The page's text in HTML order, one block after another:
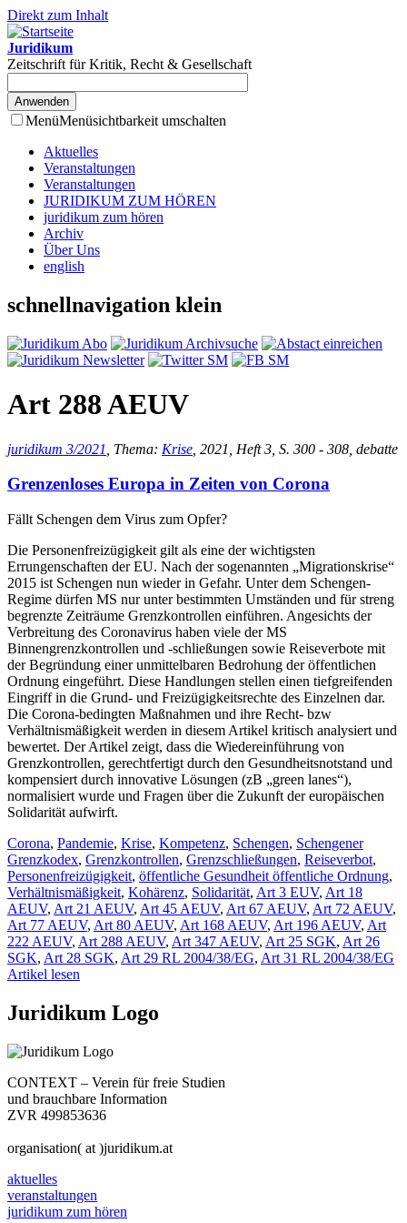
Direkt zum Inhalt
Juridikum
Zeitschrift für Kritik, Recht & Gesellschaft
MenüMenüsichtbarkeit umschalten
Aktuelles
Veranstaltungen
Veranstaltungen
JURIDIKUM ZUM HÖREN
juridikum zum hören
Archiv
Über Uns
english
schnellnavigation klein
Art 288 AEUV
juridikum 3/2021 , Thema: Krise , 2021, Heft 3, S. 300 - 308, debatte
Grenzenloses Europa in Zeiten von Corona
Fällt Schengen dem Virus zum Opfer?
Die Personenfreizügigkeit gilt als eine der wichtigsten
Errungenschaften der EU. Nach der sogenannten „Migrationskrise“
2015 ist Schengen nun wieder in Gefahr. Unter dem Schengen-
Regime dürfen MS nur unter bestimmten Umständen und für streng
begrenzte Zeiträume Grenzkontrollen einführen. Angesichts der
Verbreitung des Coronavirus haben viele der MS
Binnengrenzkontrollen und -schließungen sowie Reiseverbote mit
der Begründung einer unmittelbaren Bedrohung der öffentlichen
Ordnung eingeführt. Diese Handlungen stellen einen tiefgreifenden
Eingriff in die Grund- und Freizügigkeitsrechte des Einzelnen dar.
Die Corona-bedingten Maßnahmen und ihre Recht- bzw
Verhältnismäßigkeit werden in diesem Artikel kritisch analysiert und
bewertet. Der Artikel zeigt, dass die Wiedereinführung von
Grenzkontrollen, gerechtfertigt durch den Gesundheitsnotstand und
kompensiert durch innovative Lösungen (zB „green lanes“),
normalisiert wurde und Fragen über die Zukunft der europäischen
Solidarität aufwirft.
Corona, Pandemie, Krise, Kompetenz, Schengen, Schengener
Grenzkodex, Grenzkontrollen, Grenzschließungen, Reiseverbot,
Personenfreizügigkeit, öffentliche Gesundheit öffentliche Ordnung,
Verhältnismäßigkeit, Kohärenz, Solidarität, Art 3 EUV, Art 18
AEUV, Art 21 AEUV, Art 45 AEUV, Art 67 AEUV, Art 72 AEUV,
Art 77 AEUV, Art 80 AEUV, Art 168 AEUV, Art 196 AEUV, Art
222 AEUV, Art 288 AEUV, Art 347 AEUV, Art 25 SGK, Art 26
SGK, Art 28 SGK, Art 29 RL 2004/38/EG, Art 31 RL 2004/38/EG
Artikel lesen
Juridikum Logo
CONTEXT – Verein für freie Studien
und brauchbare Information
ZVR 499853636
organisation( at )juridikum.at
aktuelles
veranstaltungen
juridikum zum hören